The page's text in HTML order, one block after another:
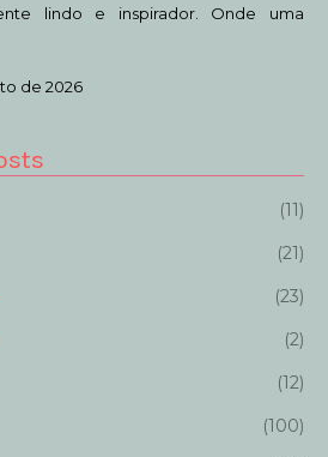
lindo e inspirador. Onde uma
de 2026
(11)
(21)
(23)
(2)
(12)
(100)